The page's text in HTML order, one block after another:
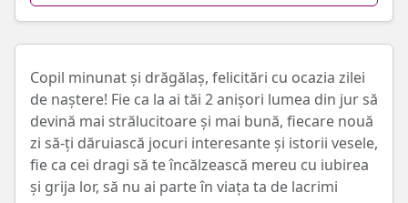
Copil minunat și drăgălaș, felicitări cu ocazia zilei
de naștere! Fie ca la ai tăi 2 anișori lumea din jur să
devină mai strălucitoare și mai bună, fiecare nouă
zi să-ți dăruiască jocuri interesante și istorii vesele,
fie ca cei dragi să te încălzească mereu cu iubirea
și grija lor, să nu ai parte în viața ta de lacrimi